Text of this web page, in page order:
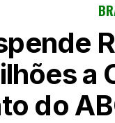
a
do